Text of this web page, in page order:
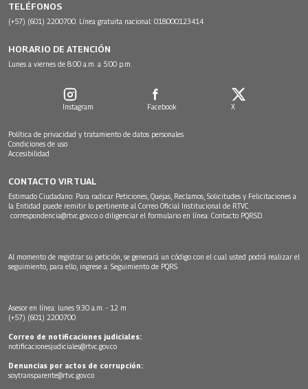
TELÉFONOS
(+57) (601) 2200700. Línea gratuita nacional: 018000123414
HORARIO DE ATENCIÓN
Lunes a viernes de 8:00 a.m. a 5:00 p.m.
Instagram Facebook X
Política de privacidad y tratamiento de datos personales
Condiciones de uso
Accesibilidad
CONTACTO VIRTUAL
Estimado Ciudadano: Para radicar Peticiones, Quejas, Reclamos, Solicitudes y Felicitaciones a
la Entidad puede remitir lo pertinente al Correo Oficial Institucional de RTVC
correspondencia@rtvc.gov.co o diligenciar el formulario en línea: Contacto PQRSD.
Al momento de registrar su petición, se generará un código con el cual usted podrá realizar el
seguimiento, para ello, ingrese a: Seguimiento de PQRS
Asesor en línea: lunes 9:30 a.m. - 12 m
(+57) (601) 2200700
Correo de notificaciones judiciales:
notificacionesjudiciales@rtvc.gov.co
Denuncias por actos de corrupción:
soytransparente@rtvc.gov.co